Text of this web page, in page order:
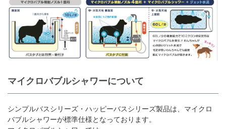
マイクロバブルシャワーについて
シンプルバスシリーズ・ハッピーバスシリーズ製品は、マイクロ
バブルシャワーが標準仕様となっております。